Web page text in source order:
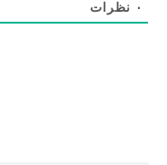
۰ نظرات